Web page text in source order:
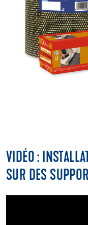
VIDÉO :
SUR DES